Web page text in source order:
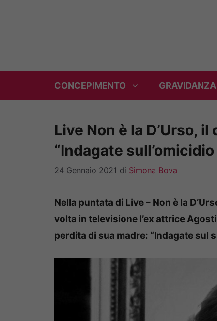
CONCEPIMENTO GRAVIDANZA
Live Non è la D’Urso,
“Indagate
24 Gennaio 2021 di Simona Bova
Nella puntata di Live – Non è la
volta in televisione l’ex attrice
perdita di sua madre: “Indagate sul